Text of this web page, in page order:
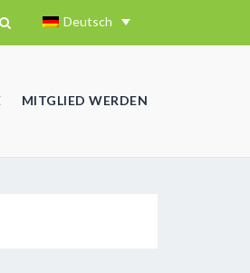
Deutsch
MITGLIED WERDEN